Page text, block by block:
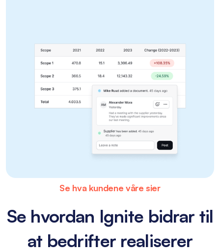
Se hva kundene våre sier
Se hvordan Ignite bidrar til
at bedrifter realiserer